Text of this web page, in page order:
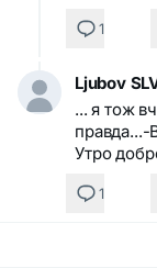
1
Ljubov
... я тож
правда...-
Утро
1